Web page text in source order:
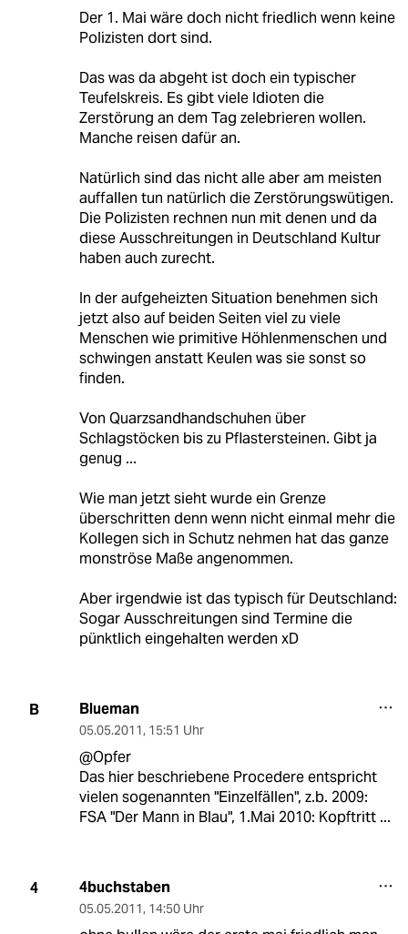
Der 1. Mai wäre doch nicht friedlich wenn keine
Polizisten dort sind.
Das was da abgeht ist doch ein typischer
Teufelskreis. Es gibt viele Idioten die
Zerstörung an dem Tag zelebrieren wollen.
Manche reisen dafür an.
Natürlich sind das nicht alle aber am meisten
auffallen tun natürlich die Zerstörungswütigen.
Die Polizisten rechnen nun mit denen und da
diese Ausschreitungen in Deutschland Kultur
haben auch zurecht.
In der aufgeheizten Situation benehmen sich
jetzt also auf beiden Seiten viel zu viele
Menschen wie primitive Höhlenmenschen und
schwingen anstatt Keulen was sie sonst so
finden.
Von Quarzsandhandschuhen über
Schlagstöcken bis zu Pflastersteinen. Gibt ja
genug ...
Wie man jetzt sieht wurde ein Grenze
überschritten denn wenn nicht einmal mehr die
Kollegen sich in Schutz nehmen hat das ganze
monströse Maße angenommen.
Aber irgendwie ist das typisch für Deutschland:
Sogar Ausschreitungen sind Termine die
pünktlich eingehalten werden xD
B Blueman
05.05.2011, 15:51 Uhr
@Opfer
Das hier beschriebene Procedere entspricht
vielen sogenannten "Einzelfällen", z.b. 2009:
FSA "Der Mann in Blau", 1.Mai 2010: Kopftritt ...
4 4buchstaben
05.05.2011, 14:50 Uhr